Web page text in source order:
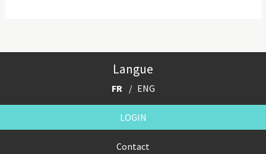
Langue
FR ENG
LOGIN
Contact